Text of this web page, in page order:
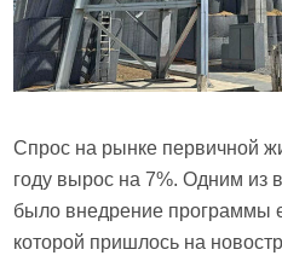
Спрос на рынке первичной
году вырос на 7%. Одним из
было внедрение программы
которой пришлось на